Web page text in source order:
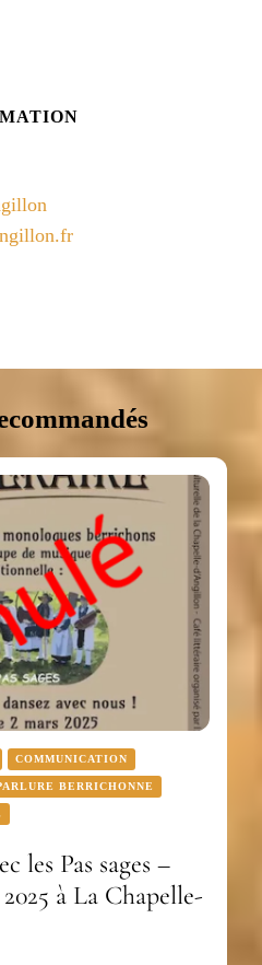
COMMUNICATION
BERRICHONNE
les Pas sages –
à La Chapelle-